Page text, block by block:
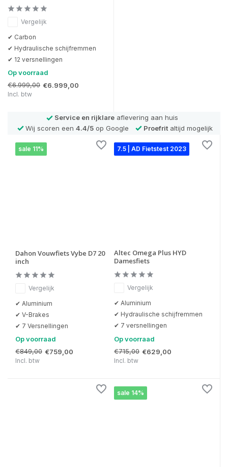
Vergelijk
✔ Carbon
✔ Hydraulische schijfremmen
✔ 12 versnellingen
Op voorraad
€6.999,00 €6.999,00
Incl. btw
Service en rijklare aflevering aan huis
Wij scoren een 4.4/5op Google Proefritaltijd mogelijk
sale 11%
Dahon Vouwfiets Vybe D7 20
inch
Vergelijk
✔ Aluminium
✔ V-Brakes
✔ 7 Versnellingen
Op voorraad
€849,00 €759,00
Incl. btw
7.5 | AD Fietstest 2023
Altec Omega Plus HYD
Damesfiets
Vergelijk
✔ Aluminium
✔ Hydraulische schijfremmen
✔ 7 versnellingen
Op voorraad
€715,00 €629,00
Incl. btw
sale 14%